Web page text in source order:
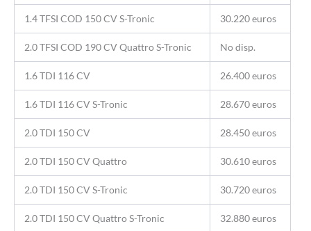
1.4 TFSI COD 150 CV S-Tronic 30.220 euros
2.0 TFSI COD 190 CV Quattro S-Tronic No disp.
1.6 TDI 116 CV 26.400 euros
1.6 TDI 116 CV S-Tronic 28.670 euros
2.0 TDI 150 CV 28.450 euros
2.0 TDI 150 CV Quattro 30.610 euros
2.0 TDI 150 CV S-Tronic 30.720 euros
2.0 TDI 150 CV Quattro S-Tronic 32.880 euros